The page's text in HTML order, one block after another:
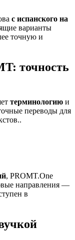
с испанского на
варианты
точную и
точность
терминологию и
переводы для
, PROMT.One
направления —
в